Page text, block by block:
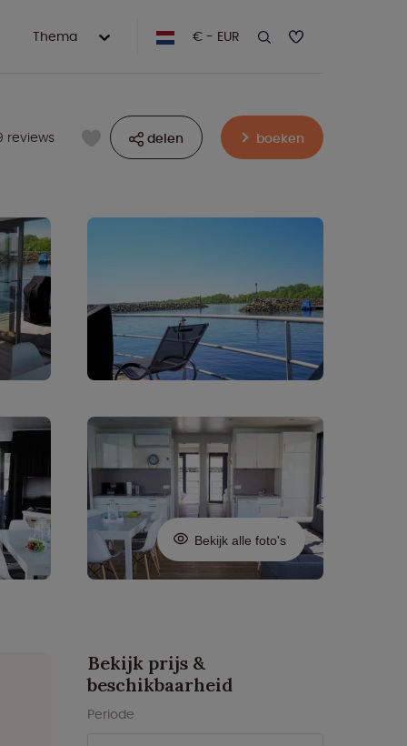
Thema € - EUR
reviews delen boeken
Bekijk alle foto's
Bekijk prijs &
beschikbaarheid
Periode